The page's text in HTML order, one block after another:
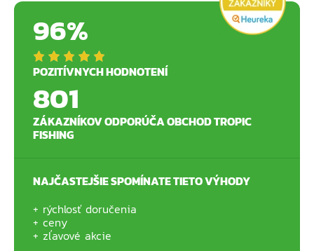
96%
POZITÍVNYCH HODNOTENÍ
801
ZÁKAZNÍKOV ODPORÚČA OBCHOD TROPIC
FISHING
NAJČASTEJŠIE SPOMÍNATE TIETO VÝHODY
rýchlosť doručenia
ceny
zľavové akcie